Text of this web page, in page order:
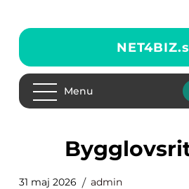
NET4BIZ.
Menu
31 maj 2026 admin